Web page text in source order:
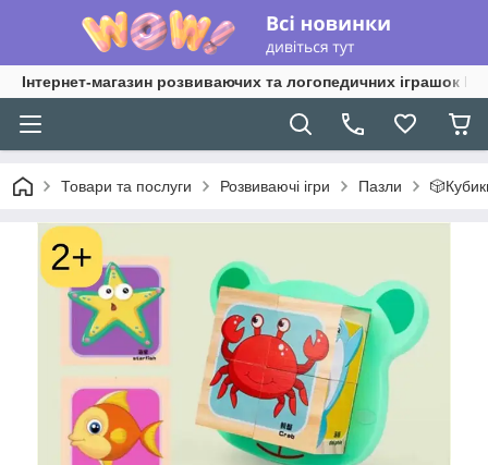
Інтернет-магазин розвиваючих та логопедичних іграшок
Товари та послуги Розвиваючі ігри Пазли